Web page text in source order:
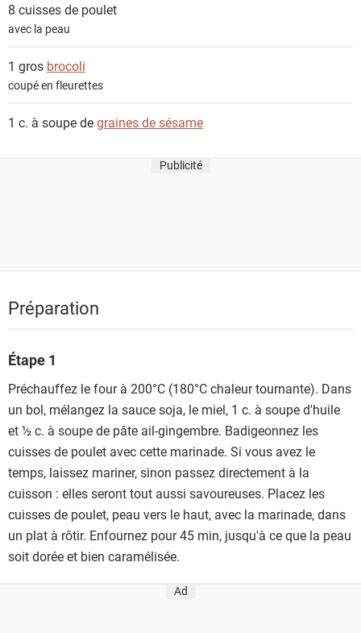
8 cuisses de poulet
avec la peau
1 gros brocoli
coupé en fleurettes
1 c. à soupe degraines de sésame
Publicité
Préparation
Étape 1
Préchauffez le four à 200°C (180°C chaleur tournante). Dans
un bol, mélangez la sauce soja, le miel, 1 c. à soupe d'huile
et ½ c. à soupe de pâte ail-gingembre. Badigeonnez les
cuisses de poulet avec cette marinade. Si vous avez le
temps, laissez mariner, sinon passez directement à la
cuisson : elles seront tout aussi savoureuses. Placez les
cuisses de poulet, peau vers le haut, avec la marinade, dans
un plat à rôtir. Enfournez pour 45 min, jusqu'à ce que la peau
soit dorée et bien caramélisée.
Ad